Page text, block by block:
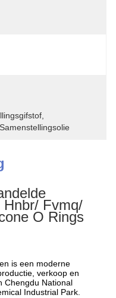
Hnbr/ Fvmq/
O Rings
is een moderne
verkoop en
Chengdu National
Industrial Park.